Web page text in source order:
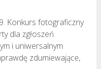
Konkurs fotograficzny
dla zgłoszeń.
i uniwersalnym
zdumiewające,